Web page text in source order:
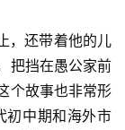
还带着他的儿
把挡在愚公家前
个故事也非常形
初中期和海外市